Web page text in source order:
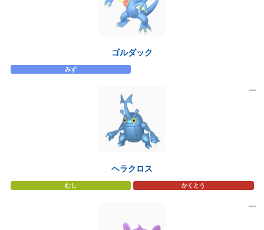
ゴルダック
みず
ヘラクロス
むし かくとう